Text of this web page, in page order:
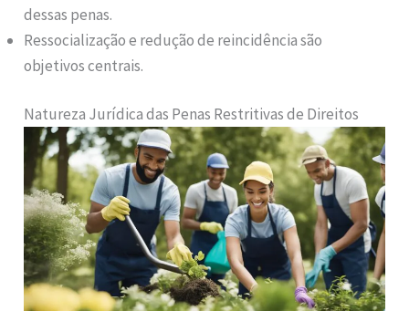
dessas penas.
Ressocialização e redução de reincidência são
objetivos centrais.
Natureza Jurídica das Penas Restritivas de Direitos